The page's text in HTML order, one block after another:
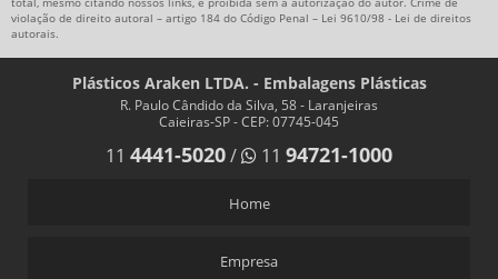
violação de direito autoral – artigo 184 do Código Penal – Lei 9610/98 - Lei de direitos
autorais.
Plásticos Araken LTDA. - Embalagens Plásticas
R. Paulo Cândido da Silva, 58 - Laranjeiras
Caieiras-SP - CEP: 07745-045
11 4441-5020/ 11 94721-1000
Home
Empresa